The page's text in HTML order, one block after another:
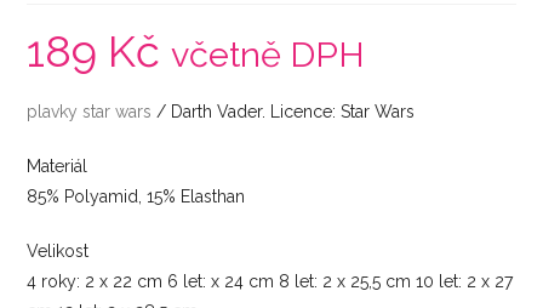
189 Kč včetně DPH
plavky star wars / Darth Vader. Licence: Star Wars
Materiál
85% Polyamid, 15% Elasthan
Velikost
4 roky: 2 x 22 cm 6 let: x 24 cm 8 let: 2 x 25,5 cm 10 let: 2 x 27